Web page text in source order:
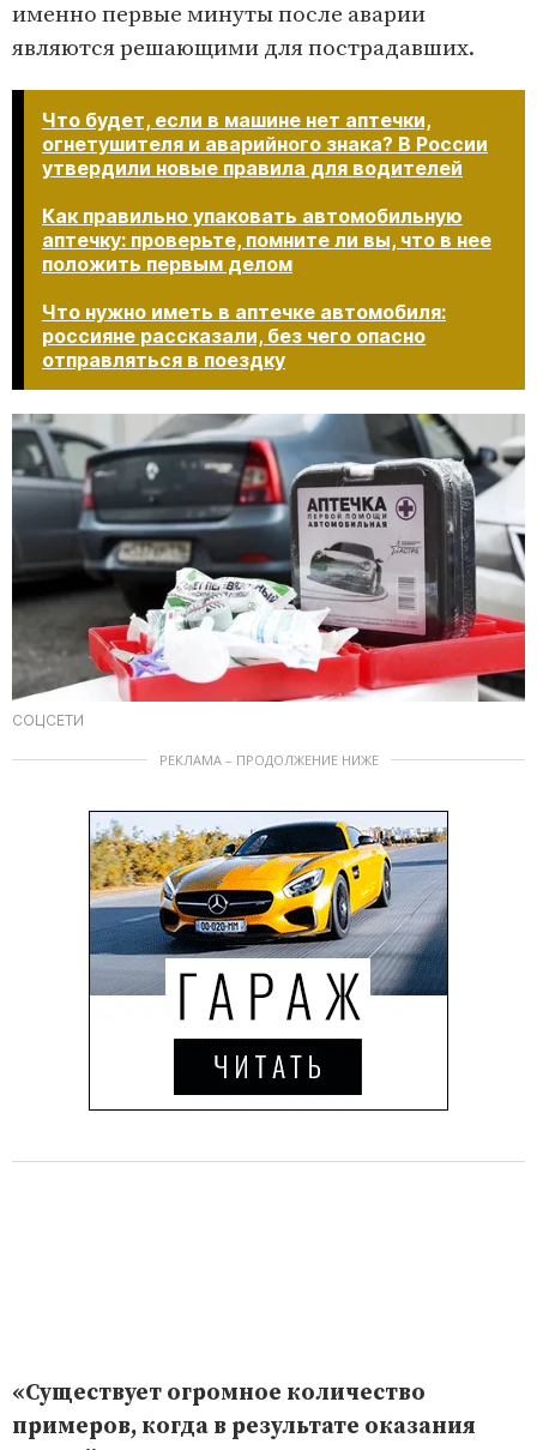
именно первые минуты после аварии
являются решающими для пострадавших.
Что будет, если в машине нет аптечки,
огнетушителя и аварийного знака? В России
утвердили новые правила для водителей
Как правильно упаковать автомобильную
аптечку: проверьте, помните ли вы, что в нее
положить первым делом
Что нужно иметь в аптечке автомобиля:
россияне рассказали, без чего опасно
отправляться в поездку
СОЦСЕТИ
РЕКЛАМА – ПРОДОЛЖЕНИЕ НИЖЕ
«Существует огромное количество
примеров, когда в результате оказания